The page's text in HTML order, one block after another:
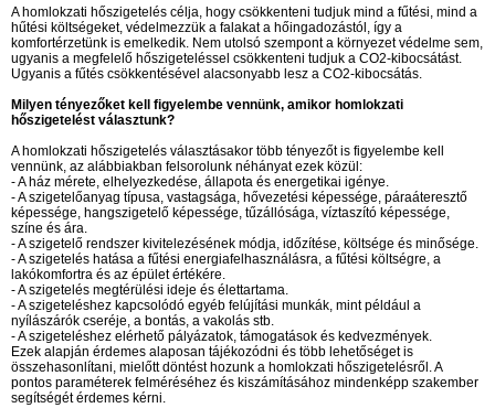
A homlokzati hőszigetelés célja, hogy csökkenteni tudjuk mind a fűtési, mind a
hűtési költségeket, védelmezzük a falakat a hőingadozástól, így a
komfortérzetünk is emelkedik. Nem utolsó szempont a környezet védelme sem,
ugyanis a megfelelő hőszigeteléssel csökkenteni tudjuk a CO2-kibocsátást.
Ugyanis a fűtés csökkentésével alacsonyabb lesz a CO2-kibocsátás.
Milyen tényezőket kell figyelembe vennünk, amikor homlokzati
hőszigetelést választunk?
A homlokzati hőszigetelés választásakor több tényezőt is figyelembe kell
vennünk, az alábbiakban felsorolunk néhányat ezek közül:
- A ház mérete, elhelyezkedése, állapota és energetikai igénye.
- A szigetelőanyag típusa, vastagsága, hővezetési képessége, páraáteresztő
képessége, hangszigetelő képessége, tűzállósága, víztaszító képessége,
színe és ára.
- A szigetelő rendszer kivitelezésének módja, időzítése, költsége és minősége.
- A szigetelés hatása a fűtési energiafelhasználásra, a fűtési költségre, a
lakókomfortra és az épület értékére.
- A szigetelés megtérülési ideje és élettartama.
- A szigeteléshez kapcsolódó egyéb felújítási munkák, mint például a
nyílászárók cseréje, a bontás, a vakolás stb.
- A szigeteléshez elérhető pályázatok, támogatások és kedvezmények.
Ezek alapján érdemes alaposan tájékozódni és több lehetőséget is
összehasonlítani, mielőtt döntést hozunk a homlokzati hőszigetelésről. A
pontos paraméterek felméréséhez és kiszámításához mindenképp szakember
segítségét érdemes kérni.